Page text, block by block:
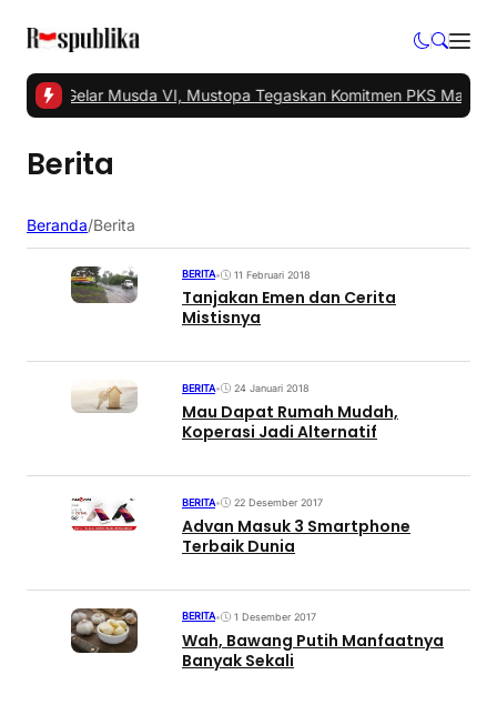
Gelar Musda VI, Mustopa Tegaskan Komitmen PKS
Berita
Beranda/Berita
BERITA• 11 Februari 2018
Tanjakan Emen dan Cerita
Mistisnya
BERITA• 24 Januari 2018
Mau Dapat Rumah Mudah,
Koperasi Jadi Alternatif
BERITA• 22 Desember 2017
Advan Masuk 3 Smartphone
Terbaik Dunia
BERITA• 1 Desember 2017
Wah, Bawang Putih Manfaatnya
Banyak Sekali